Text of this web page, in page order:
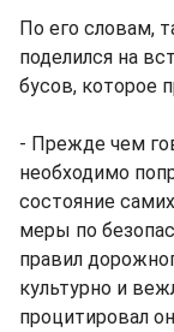
По его словам,
поделился на
бусов, которое
- Прежде чем
необходимо
состояние
меры по
правил
культурно и
процитировал